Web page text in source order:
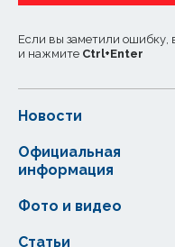
Если вы заметили ошибку,
и нажмите Ctrl+Enter
Новости
Статьи
Официальная
информация
Фото и видео